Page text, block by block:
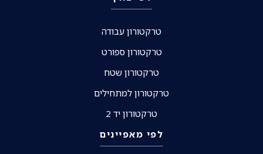
טרקטורון עבודה
טרקטורון ספורט
טרקטורון שטח
טרקטורון למתחילים
טרקטורון יד 2
לפי מאפיינים